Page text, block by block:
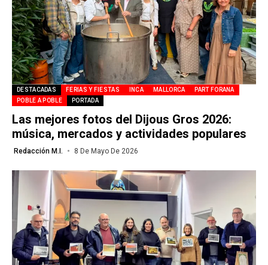
DESTACADAS FERIAS Y FIESTAS INCA MALLORCA
PART FORANA
POBLE A POBLE
PORTADA
Las mejores fotos del Dijous Gros 2026:
música, mercados y actividades populares
Redacción M.I. 8 De Mayo De 2026